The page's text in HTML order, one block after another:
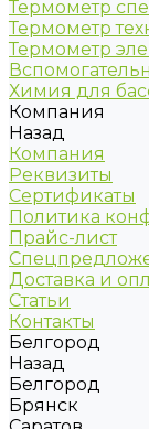
Термометр
Термометр
Термометр
Химия для
Компания
Назад
Компания
Реквизиты
Сертификаты
Политика
Прайс-лист
Доставка и
Статьи
Контакты
Белгород
Назад
Белгород
Брянск